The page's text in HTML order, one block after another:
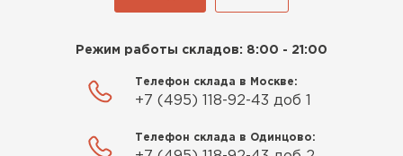
Режим работы складов: 8:00 - 21:00
Телефон склада в Москве:
+7 (495) 118-92-43 доб 1
Телефон склада в Одинцово: